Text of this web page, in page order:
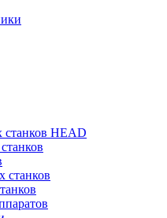
станков HEAD
станков